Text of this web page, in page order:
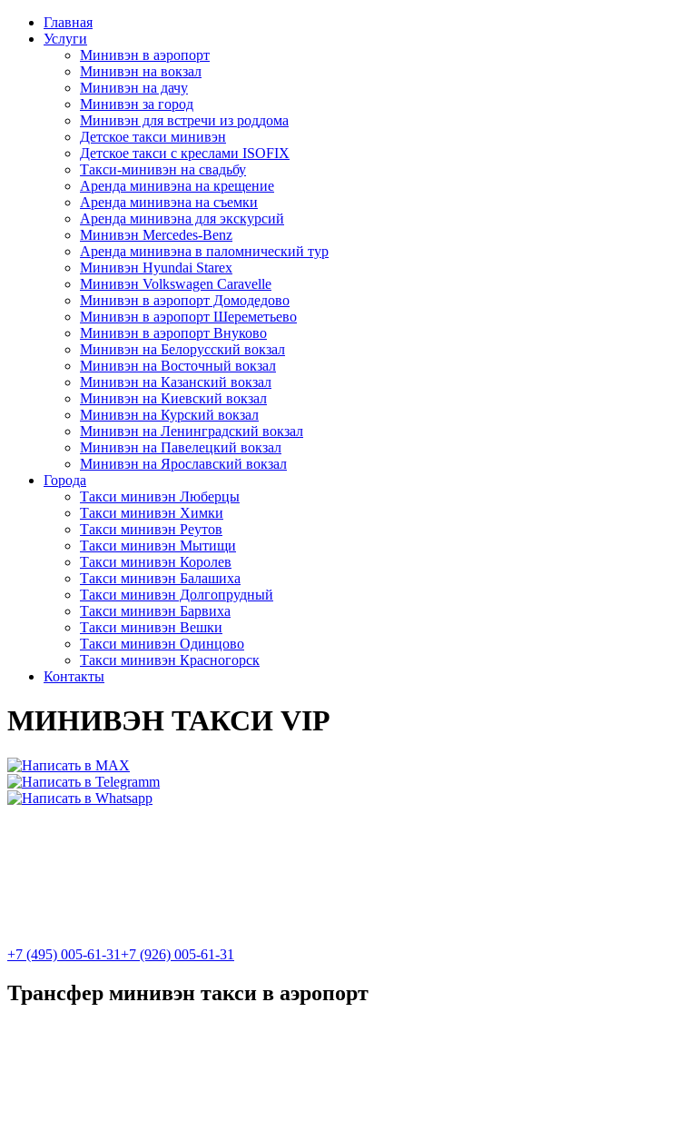
Главная
Услуги
Минивэн в аэропорт
Минивэн на вокзал
Минивэн на дачу
Минивэн за город
Минивэн для встречи из роддома
Детское такси минивэн
Детское такси с креслами ISOFIX
Такси-минивэн на свадьбу
Аренда минивэна на крещение
Аренда минивэна на съемки
Аренда минивэна для экскурсий
Минивэн Mercedes-Benz
Аренда минивэна в паломнический тур
Минивэн Hyundai Starex
Минивэн Volkswagen Caravelle
Минивэн в аэропорт Домодедово
Минивэн в аэропорт Шереметьево
Минивэн в аэропорт Внуково
Минивэн на Белорусский вокзал
Минивэн на Восточный вокзал
Минивэн на Казанский вокзал
Минивэн на Киевский вокзал
Минивэн на Курский вокзал
Минивэн на Ленинградский вокзал
Минивэн на Павелецкий вокзал
Минивэн на Ярославский вокзал
Города
Такси минивэн Люберцы
Такси минивэн Химки
Такси минивэн Реутов
Такси минивэн Мытищи
Такси минивэн Королев
Такси минивэн Балашиха
Такси минивэн Долгопрудный
Такси минивэн Барвиха
Такси минивэн Вешки
Такси минивэн Одинцово
Такси минивэн Красногорск
Контакты
МИНИВЭН ТАКСИ VIP
+7 (495) 005-61-31+7 (926) 005-61-31
Трансфер минивэн такси в аэропорт